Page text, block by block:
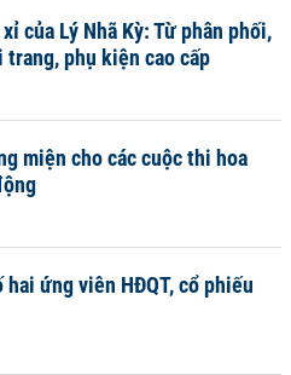
của Lý Nhã Kỳ: Từ phân phối,
phụ kiện cao cấp
miện cho các cuộc thi hoa
ứng viên HĐQT, cổ phiếu